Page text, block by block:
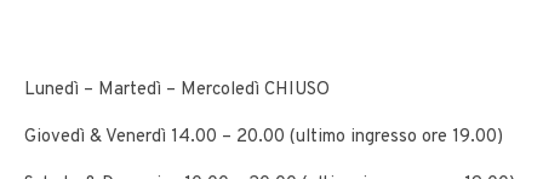
Lunedì – Martedì – Mercoledì CHIUSO
Giovedì & Venerdì 14.00 – 20.00 (ultimo ingresso ore 19.00)